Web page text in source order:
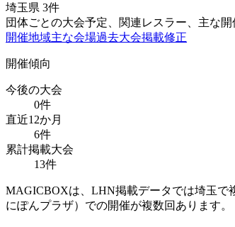
埼玉県 3件
団体ごとの大会予定、関連レスラー、主な
開催地域主な会場過去大会掲載修正
開催傾向
今後の大会
0件
直近12か月
6件
累計掲載大会
13件
MAGICBOXは、LHN掲載データでは埼玉で
にぽんプラザ）での開催が複数回あります。